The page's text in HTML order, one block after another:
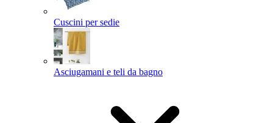
Cuscini per sedie
Asciugamani e teli da bagno